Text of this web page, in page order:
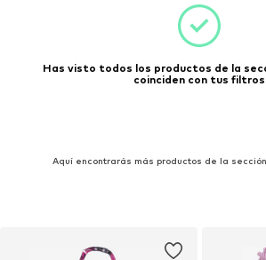
Has visto todos los productos de la
coinciden con tus filtros
Aquí encontrarás más productos de la